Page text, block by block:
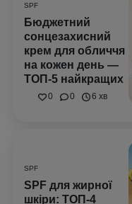
SPF
Бюджетний
сонцезахисний
крем для обличчя
на кожен день —
ТОП-5 найкращих
0 0 6 хв
SPF
SPF для жирної
шкіри: ТОП-4